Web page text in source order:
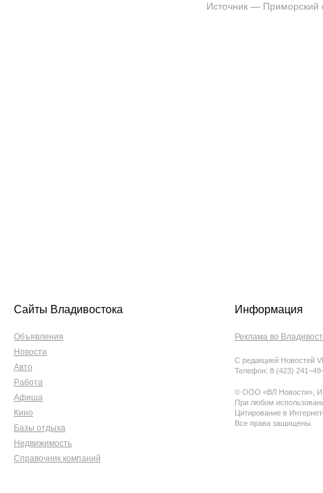
Источник — Приморский
Сайты Владивостока
Объявления
Новости
Авто
Работа
Афиша
Кино
Базы отдыха
Недвижимость
Справочник компаний
Информация
Реклама во
С редакцией Новостей
Телефон: 8 (423)
© ООО «ВЛ Новости»,
При любом
Цитирование в
Все права защищены.